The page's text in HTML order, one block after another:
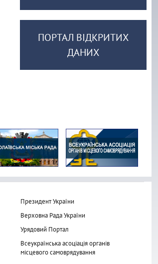
ПОРТАЛ ВІДКРИТИХ
ДАНИХ
Президент України
Верховна Рада України
Урядовий Портал
Всеукраїнська асоціація органів
місцевого самоврядування